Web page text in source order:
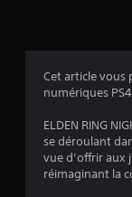
Cet article vous
numériques
ELDEN RING
se déroulant
vue d’offrir aux
réimaginant la